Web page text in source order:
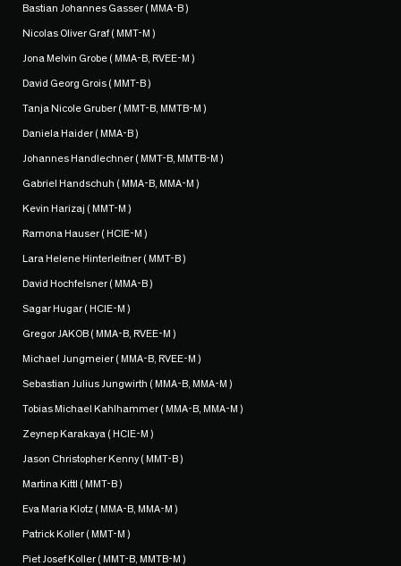
Bastian Johannes Gasser ( MMA-B )
Nicolas Oliver Graf ( MMT-M )
Jona Melvin Grobe ( MMA-B, RVEE-M )
David Georg Grois ( MMT-B )
Tanja Nicole Gruber ( MMT-B, MMTB-M )
Daniela Haider ( MMA-B )
Johannes Handlechner ( MMT-B, MMTB-M )
Gabriel Handschuh ( MMA-B, MMA-M )
Kevin Harizaj ( MMT-M )
Ramona Hauser ( HCIE-M )
Lara Helene Hinterleitner ( MMT-B )
David Hochfelsner ( MMA-B )
Sagar Hugar ( HCIE-M )
Gregor JAKOB ( MMA-B, RVEE-M )
Michael Jungmeier ( MMA-B, RVEE-M )
Sebastian Julius Jungwirth ( MMA-B, MMA-M )
Tobias Michael Kahlhammer ( MMA-B, MMA-M )
Zeynep Karakaya ( HCIE-M )
Jason Christopher Kenny ( MMT-B )
Martina Kittl ( MMT-B )
Eva Maria Klotz ( MMA-B, MMA-M )
Patrick Koller ( MMT-M )
Piet Josef Koller ( MMT-B, MMTB-M )